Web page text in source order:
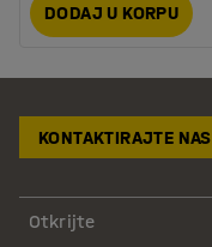
DODAJ U KORPU
KONTAKTIRAJTE NAS
Otkrijte